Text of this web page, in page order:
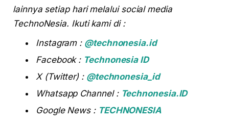
lainnya setiap hari melalui social media
TechnoNesia. Ikuti kami di :
Instagram : @technonesia.id
Facebook : Technonesia ID
X (Twitter) : @technonesia_id
Whatsapp Channel : Technonesia.ID
Google News : TECHNONESIA